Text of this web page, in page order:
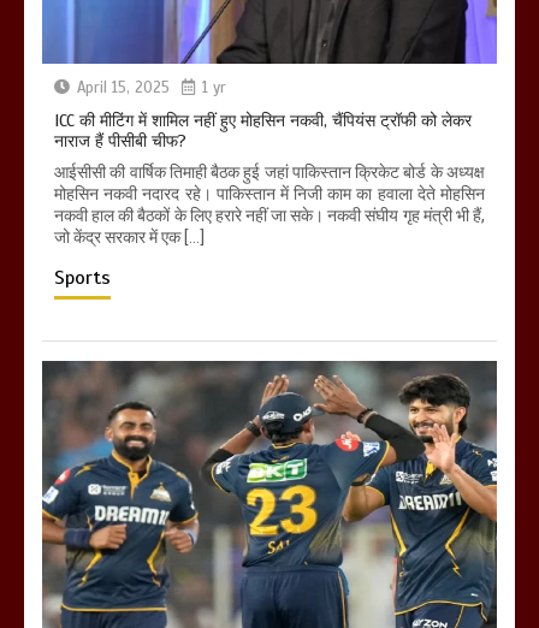
April 15, 2025 1 yr
ICC की मीटिंग में शामिल नहीं हुए मोहसिन नकवी, चैंपियंस ट्रॉफी को लेकर
नाराज हैं पीसीबी चीफ?
आईसीसी की वार्षिक तिमाही बैठक हुई जहां पाकिस्तान क्रिकेट बोर्ड के अध्यक्ष
मोहसिन नकवी नदारद रहे। पाकिस्तान में निजी काम का हवाला देते मोहसिन
नकवी हाल की बैठकों के लिए हरारे नहीं जा सके। नकवी संघीय गृह मंत्री भी हैं,
जो केंद्र सरकार में एक […]
Sports